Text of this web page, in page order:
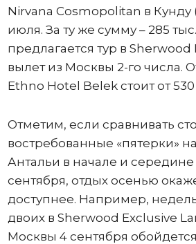
Nirvana Cosmopolitan в Кунду
июля. За ту же сумму – 285
предлагается тур в Sherwood
вылет из Москвы 2-го числа.
Ethno Hotel Belek стоит от
Отметим, если сравнивать
востребованные «пятерки»
Антальи в начале и
сентября, отдых осенью
доступнее. Например,
двоих в Sherwood Exclusive
Москвы 4 сентября обойдется